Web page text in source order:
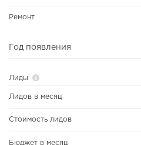
Ремонт
Год появления
Лиды
Лидов в месяц
Стоимость лидов
Бюджет в месяц